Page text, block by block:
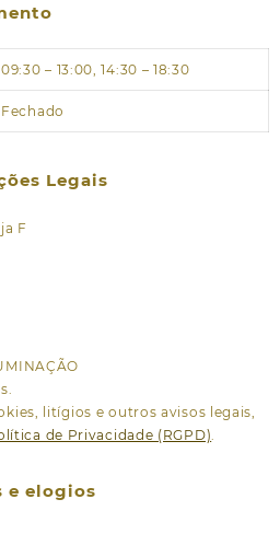
09:30 – 13:00, 14:30 – 18:30
Fechado
Legais
F
litígios e outros avisos legais,
de Privacidade (RGPD)
e elogios